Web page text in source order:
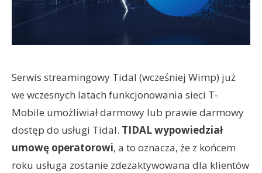
Serwis streamingowy Tidal (wcześniej Wimp) już
we wczesnych latach funkcjonowania sieci T-
Mobile umożliwiał darmowy lub prawie darmowy
dostęp do usługi Tidal. TIDAL wypowiedział
umowę operatorowi, a to oznacza, że z końcem
roku usługa zostanie zdezaktywowana dla klientów